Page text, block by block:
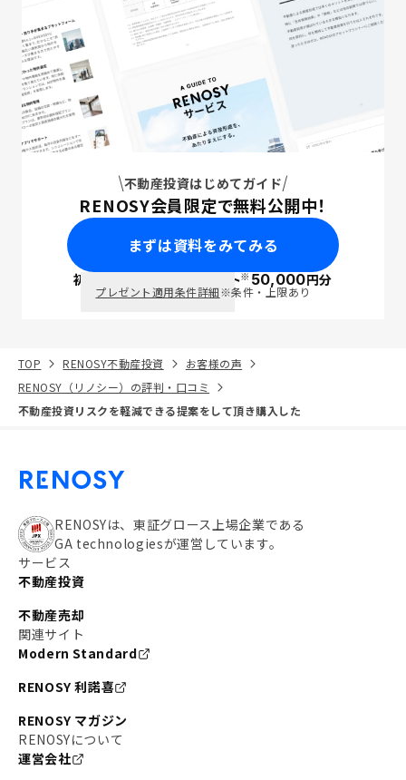
不動産投資はじめてガイド
RENOSY会員限定で無料公開中！
まずは資料をみてみる
初回面談で ポイント※50,000円分
プレゼント適用条件詳細※条件・上限あり
TOP RENOSY不動産投資
お客様の声
RENOSY（リノシー）の評判・口コミ
不動産投資リスクを軽減できる提案をして頂き購入した
RENOSYは、東証グロース上場企業である
GA technologiesが運営しています。
サービス
不動産投資
不動産売却
関連サイト
Modern Standard
RENOSY 利諾喜
RENOSY マガジン
RENOSYについて
運営会社